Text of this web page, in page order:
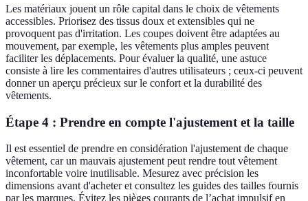
Les matériaux jouent un rôle capital dans le choix de vêtements
accessibles. Priorisez des tissus doux et extensibles qui ne
provoquent pas d'irritation. Les coupes doivent être adaptées au
mouvement, par exemple, les vêtements plus amples peuvent
faciliter les déplacements. Pour évaluer la qualité, une astuce
consiste à lire les commentaires d'autres utilisateurs ; ceux-ci peuvent
donner un aperçu précieux sur le confort et la durabilité des
vêtements.
Étape 4 : Prendre en compte l'ajustement et la taille
Il est essentiel de prendre en considération l'ajustement de chaque
vêtement, car un mauvais ajustement peut rendre tout vêtement
inconfortable voire inutilisable. Mesurez avec précision les
dimensions avant d'acheter et consultez les guides des tailles fournis
par les marques. Évitez les pièges courants de l’achat impulsif en